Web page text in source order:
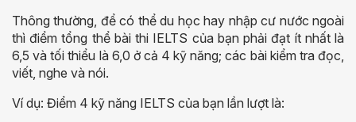
Thông thường, để có thể du học hay nhập cư nước ngoài
thì điểm tổng thể bài thi IELTS của bạn phải đạt ít nhất là
6,5 và tối thiểu là 6,0 ở cả 4 kỹ năng; các bài kiểm tra đọc,
viết, nghe và nói.
Ví dụ: Điểm 4 kỹ năng IELTS của bạn lần lượt là: